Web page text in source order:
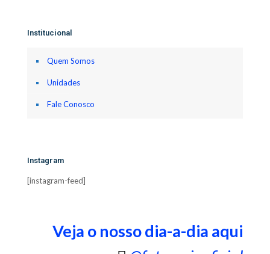
Institucional
Quem Somos
Unidades
Fale Conosco
Instagram
[instagram-feed]
Veja o nosso dia-a-dia aqui